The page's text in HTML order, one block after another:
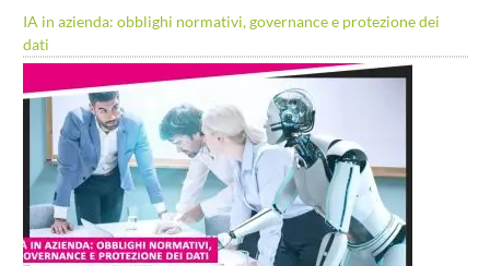
IA in azienda: obblighi normativi, governance e protezione dei
dati